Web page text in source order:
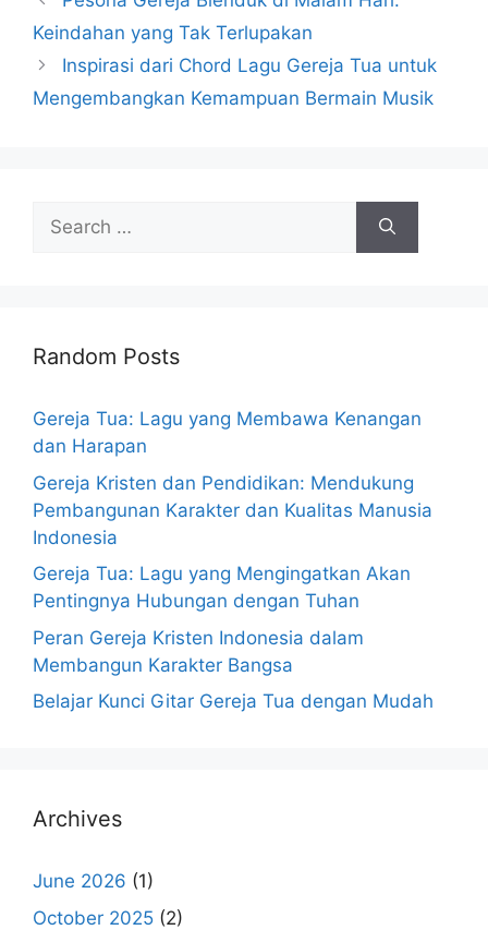
Keindahan yang Tak Terlupakan
Inspirasi dari Chord Lagu Gereja Tua untuk
Mengembangkan Kemampuan Bermain Musik
Search
for:
Random Posts
Gereja Tua: Lagu yang Membawa Kenangan
dan Harapan
Gereja Kristen dan Pendidikan: Mendukung
Pembangunan Karakter dan Kualitas Manusia
Indonesia
Gereja Tua: Lagu yang Mengingatkan Akan
Pentingnya Hubungan dengan Tuhan
Peran Gereja Kristen Indonesia dalam
Membangun Karakter Bangsa
Belajar Kunci Gitar Gereja Tua dengan Mudah
Archives
June 2026 (1)
October 2025 (2)